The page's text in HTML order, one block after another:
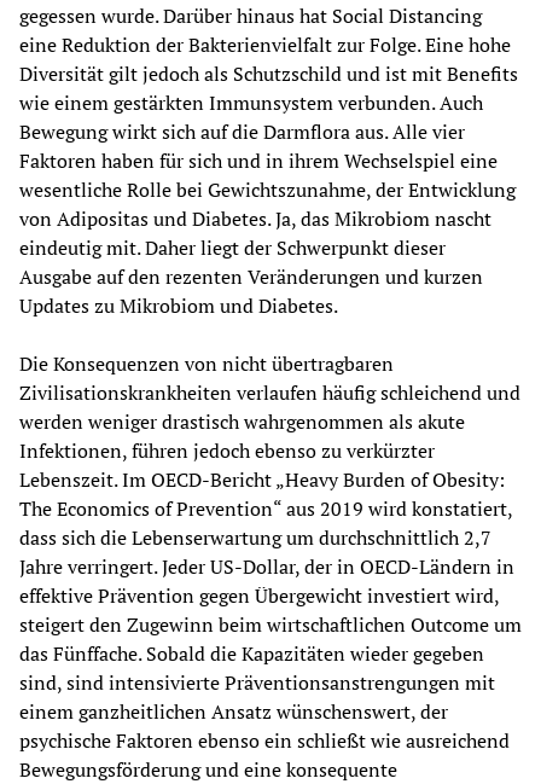
gegessen wurde. Darüber hinaus hat Social Distancing
eine Reduktion der Bakterienvielfalt zur Folge. Eine hohe
Diversität gilt jedoch als Schutzschild und ist mit Benefits
wie einem gestärkten Immunsystem verbunden. Auch
Bewegung wirkt sich auf die Darmflora aus. Alle vier
Faktoren haben für sich und in ihrem Wechselspiel eine
wesentliche Rolle bei Gewichtszunahme, der Entwicklung
von Adipositas und Diabetes. Ja, das Mikrobiom nascht
eindeutig mit. Daher liegt der Schwerpunkt dieser
Ausgabe auf den rezenten Veränderungen und kurzen
Updates zu Mikrobiom und Diabetes.
Die Konsequenzen von nicht übertragbaren
Zivilisationskrankheiten verlaufen häufig schleichend und
werden weniger drastisch wahrgenommen als akute
Infektionen, führen jedoch ebenso zu verkürzter
Lebenszeit. Im OECD-Bericht „Heavy Burden of Obesity:
The Economics of Prevention“ aus 2019 wird konstatiert,
dass sich die Lebenserwartung um durchschnittlich 2,7
Jahre verringert. Jeder US-Dollar, der in OECD-Ländern in
effektive Prävention gegen Übergewicht investiert wird,
steigert den Zugewinn beim wirtschaftlichen Outcome um
das Fünffache. Sobald die Kapazitäten wieder gegeben
sind, sind intensivierte Präventionsanstrengungen mit
einem ganzheitlichen Ansatz wünschenswert, der
psychische Faktoren ebenso ein schließt wie ausreichend
Bewegungsförderung und eine konsequente